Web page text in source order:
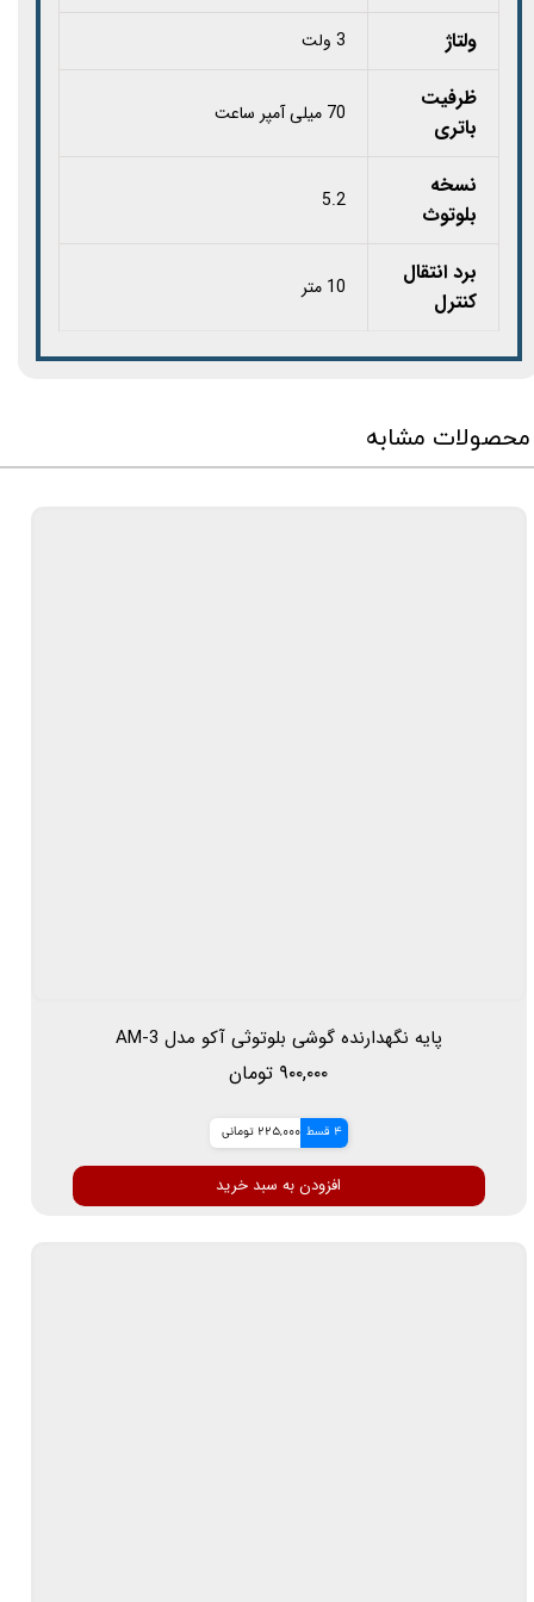
ولتاژ 3 ولت
ظرفیت
باتری
70 میلی آمپر ساعت
نسخه
بلوتوث
5.2
برد انتقال
کنترل
10 متر
محصولات مشابه
پایه نگهدارنده گوشی بلوتوثی آکو مدل AM-3
۹۰۰,۰۰۰ تومان
4 قسط 225,000 تومانی
افزودن به سبد خرید